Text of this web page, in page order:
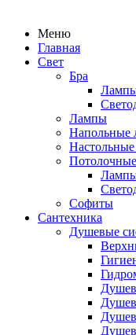
Меню
Главная
Свет
Бра
Лампы
Напольные
Софиты
Сантехника
Душевые